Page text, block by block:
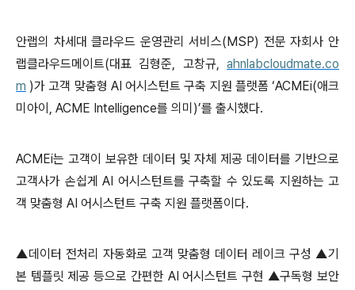
안랩의 차세대 클라우드 운영관리 서비스(MSP) 전문 자회사 안
랩클라우드메이트(대표 김형준, 고창규,ahnlabcloudmate.co
m )가 고객 맞춤형 AI어시스턴트 구축 지원 플랫폼 ‘ACMEi(애크
미아이 , ACME Intelligence를 의미 )’를 출시했다.
ACMEi는 고객이 보유한 데이터 및 자체 제공 데이터를 기반으로
고객사가 손쉽게 AI 어시스턴트를 구축할 수 있도록 지원하는 고
객 맞춤형 AI 어시스턴트 구축 지원 플랫폼이다.
▲데이터 전처리 자동화로 고객 맞춤형 데이터 레이크 구성 ▲기
본 템플릿 제공 등으로 간편한 AI어시스턴트 구현 ▲구독형 보안